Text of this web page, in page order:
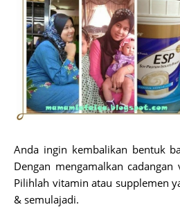
Anda ingin kembalikan bentuk
Dengan mengamalkan
Pilihlah vitamin atau supplemen
& semulajadi.